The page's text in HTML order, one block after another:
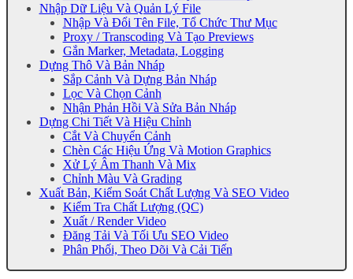
Nhập Dữ Liệu Và Quản Lý File
Nhập Và Đổi Tên File, Tổ Chức Thư Mục
Proxy / Transcoding Và Tạo Previews
Gắn Marker, Metadata, Logging
Dựng Thô Và Bản Nháp
Sắp Cảnh Và Dựng Bản Nháp
Lọc Và Chọn Cảnh
Nhận Phản Hồi Và Sửa Bản Nháp
Dựng Chi Tiết Và Hiệu Chỉnh
Cắt Và Chuyển Cảnh
Chèn Các Hiệu Ứng Và Motion Graphics
Xử Lý Âm Thanh Và Mix
Chỉnh Màu Và Grading
Xuất Bản, Kiểm Soát Chất Lượng Và SEO Video
Kiểm Tra Chất Lượng (QC)
Xuất / Render Video
Đăng Tải Và Tối Ưu SEO Video
Phân Phối, Theo Dõi Và Cải Tiến